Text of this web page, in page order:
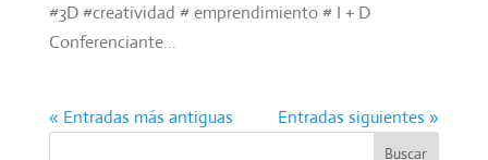
#3D #creatividad # emprendimiento # I + D
Conferenciante...
« Entradas más antiguas Entradas siguientes »